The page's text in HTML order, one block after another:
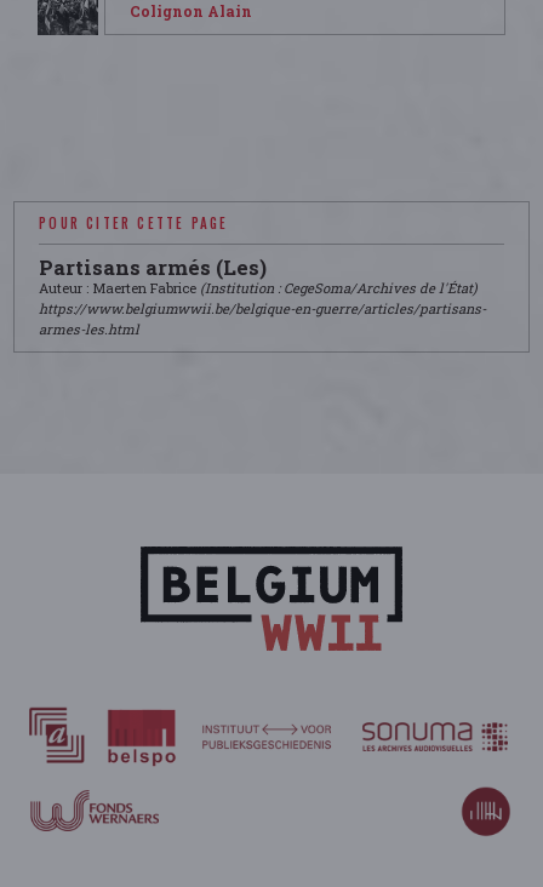
Colignon Alain
POUR CITER CETTE PAGE
Partisans armés (Les)
Auteur : Maerten Fabrice (Institution : CegeSoma/Archives de l'État)
https://www.belgiumwwii.be/belgique-en-guerre/articles/partisans-
armes-les.html